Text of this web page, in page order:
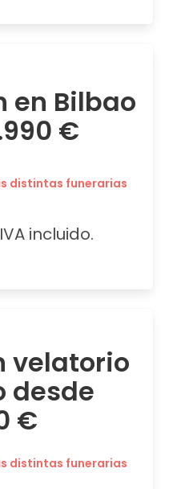
en Bilbao
€
distintas funerarias
incluido.
velatorio
desde
€
distintas funerarias